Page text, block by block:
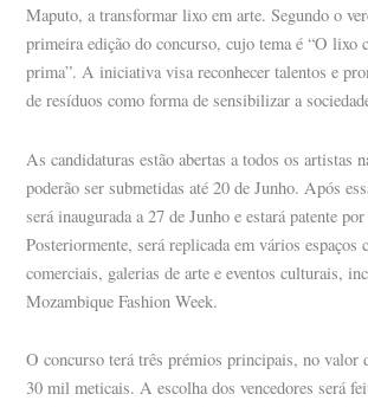
Maputo, a transformar lixo em arte. Segundo o
primeira edição do concurso, cujo tema é “O lixo
prima”. A iniciativa visa reconhecer talentos e
de resíduos como forma de sensibilizar a
As candidaturas estão abertas a todos os artistas
poderão ser submetidas até 20 de Junho. Após
será inaugurada a 27 de Junho e estará patente
Posteriormente, será replicada em vários espaços
comerciais, galerias de arte e eventos culturais,
Mozambique Fashion Week.
O concurso terá três prémios principais, no valor
30 mil meticais. A escolha dos vencedores será